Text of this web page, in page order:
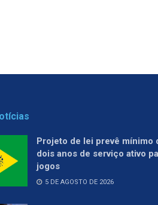
Projeto de lei prevê mínimo
dois anos de serviço ativo
jogos
5 DE AGOSTO DE 2026